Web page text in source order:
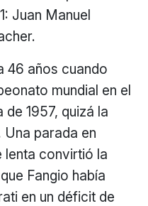
Juan Manuel
46 años cuando
mundial en el
de 1957, quizá la
parada en
convirtió la
Fangio había
en un déficit de